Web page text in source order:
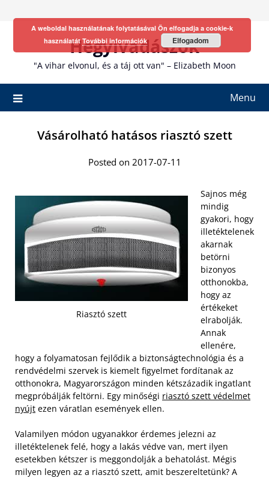
Hegyivadászok
"A vihar elvonul, és a táj ott van" – Elizabeth Moon
Menu
Vásárolható hatásos riasztó szett
Posted on 2017-07-11
Riasztó szett
Sajnos még
mindig
gyakori, hogy
illetéktelenek
akarnak
betörni
bizonyos
otthonokba,
hogy az
értékeket
elrabolják.
Annak
ellenére,
hogy a folyamatosan fejlődik a biztonságtechnológia és a
rendvédelmi szervek is kiemelt figyelmet fordítanak az
otthonokra, Magyarországon minden kétszázadik ingatlant
megpróbálják feltörni. Egy minőségi riasztó szett védelmet
nyújt ezen váratlan események ellen.
Valamilyen módon ugyanakkor érdemes jelezni az
illetéktelenek felé, hogy a lakás védve van, mert ilyen
esetekben kétszer is meggondolják a behatolást. Mégis
milyen legyen az a riasztó szett, amit beszereltetünk? A
A weboldal használatának folytatásával Ön elfogadja a cookie-k
használatátTovábbi információk Elfogadom